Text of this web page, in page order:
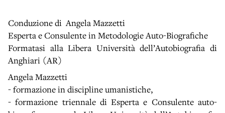
Conduzione di Angela Mazzetti
Esperta e Consulente in Metodologie Auto-Biografiche
Formatasi alla Libera Università dell’Autobiografia di
Anghiari (AR)
Angela Mazzetti
- formazione in discipline umanistiche,
- formazione triennale di Esperta e Consulente auto-